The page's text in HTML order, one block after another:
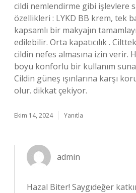
cildi nemlendirme gibi işlevlere
özellikleri : LYKD BB krem, tek
kapsamlı bir makyajın
edilebilir. Orta kapatıcılık .
cildin nefes almasına izin verir.
boyu konforlu bir kullanım
Cildin güneş ışınlarına karşı
olur. dikkat çekiyor.
Ekim 14, 2024 Yanıtla
admin
Hazal Biter! Saygıdeğer